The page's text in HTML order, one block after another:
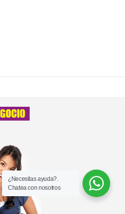
¿Necesitas ayuda?.
Chatea con nosotros